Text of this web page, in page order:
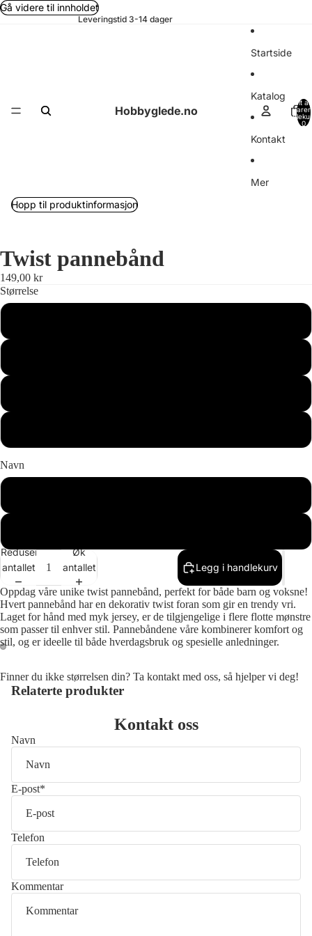
Gå videre til innholdet
Leveringstid 3-14 dager
Hobbyglede.no
Startside
Katalog
Kontakt
Mer
Totalt
varer
0
Hopp til produktinformasjon
bildet
bildet
Twist pannebånd
149,00 kr
Størrelse
Navn
Reduser
antallet
Øk
antallet
Legg i handlekurv
Oppdag våre unike twist pannebånd, perfekt for både barn og voksne!
Hvert pannebånd har en dekorativ twist foran som gir en trendy vri.
Laget for hånd med myk jersey, er de tilgjengelige i flere flotte mønstre
som passer til enhver stil. Pannebåndene våre kombinerer komfort og
stil, og er ideelle til både hverdagsbruk og spesielle anledninger.
Finner du ikke størrelsen din? Ta kontakt med oss, så hjelper vi deg!
Relaterte produkter
Kontakt oss
Navn
E-post*
Telefon
Kommentar